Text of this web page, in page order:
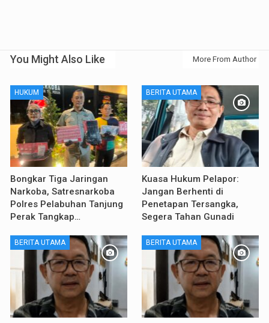
You Might Also Like More From Author
HUKUM
Bongkar Tiga Jaringan
Narkoba, Satresnarkoba
Polres Pelabuhan Tanjung
Perak Tangkap…
BERITA UTAMA
Kuasa Hukum Pelapor:
Jangan Berhenti di
Penetapan Tersangka,
Segera Tahan Gunadi
BERITA UTAMA BERITA UTAMA